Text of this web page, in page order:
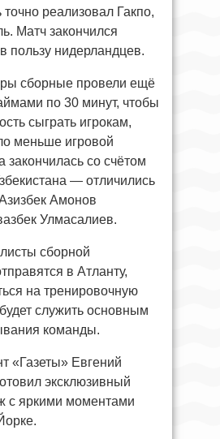
точно реализовал Гакпо,
Матч закончился
пользу нидерландцев.
сборные провели ещё
по 30 минут, чтобы
сыграть игрокам,
меньше игровой
закончилась со счётом
— отличились
Амонов
Улмасалиев.
сборной
в Атланту,
на тренировочную
служить основным
команды.
«Газеты» Евгений
эксклюзивный
с яркими моментами